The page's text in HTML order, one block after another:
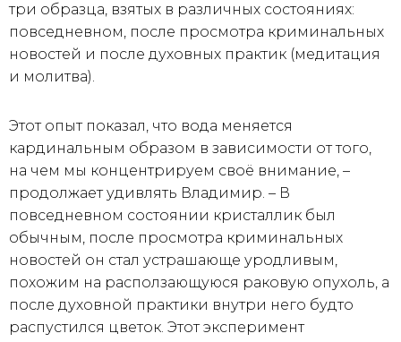
три образца, взятых в различных состояниях:
повседневном, после просмотра криминальных
новостей и после духовных практик (медитация
и молитва).
Этот опыт показал, что вода меняется
кардинальным образом в зависимости от того,
на чем мы концентрируем своё внимание, –
продолжает удивлять Владимир. – В
повседневном состоянии кристаллик был
обычным, после просмотра криминальных
новостей он стал устрашающе уродливым,
похожим на расползающуюся раковую опухоль, а
после духовной практики внутри него будто
распустился цветок. Этот эксперимент